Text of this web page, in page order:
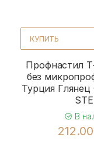
КУПИТЬ
Профнастил
без
Турция
В